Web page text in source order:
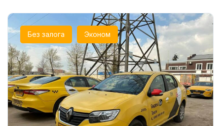
Без залога Эконом